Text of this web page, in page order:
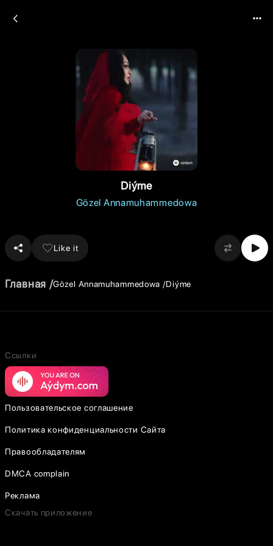
Diýme
Gözel Annamuhammedowa
Like it
Главная Gözel Annamuhammedowa Diýme
Ссылки
Пользовательское соглашение
Политика конфиденциальности Сайта
Правообладателям
DMCA complain
Реклама
Скачать приложение